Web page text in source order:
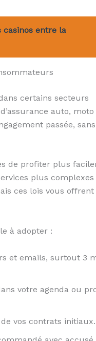
casinos entre la
certains secteurs
auto,
passée,
de profiter plus
plus
ces lois vous
à adopter :
et emails, surtout 3
votre agenda ou
vos contrats initiaux.